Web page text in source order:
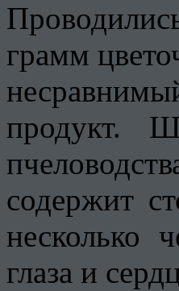
грамм
продукт.
содержит
несколько
глаза и